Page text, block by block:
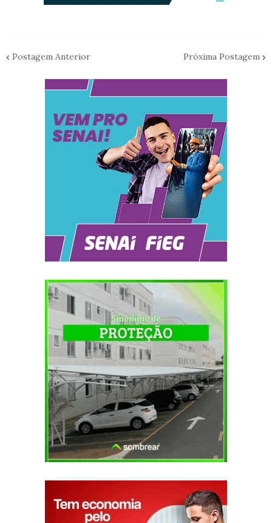
Postagem Anterior Próxima Postagem